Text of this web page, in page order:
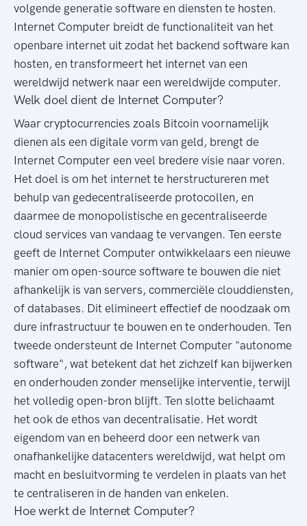
volgende generatie software en diensten te hosten.
Internet Computer breidt de functionaliteit van het
openbare internet uit zodat het backend software kan
hosten, en transformeert het internet van een
wereldwijd netwerk naar een wereldwijde computer.
Welk doel dient de Internet Computer?
Waar cryptocurrencies zoals Bitcoin voornamelijk
dienen als een digitale vorm van geld, brengt de
Internet Computer een veel bredere visie naar voren.
Het doel is om het internet te herstructureren met
behulp van gedecentraliseerde protocollen, en
daarmee de monopolistische en gecentraliseerde
cloud services van vandaag te vervangen. Ten eerste
geeft de Internet Computer ontwikkelaars een nieuwe
manier om open-source software te bouwen die niet
afhankelijk is van servers, commerciële clouddiensten,
of databases. Dit elimineert effectief de noodzaak om
dure infrastructuur te bouwen en te onderhouden. Ten
tweede ondersteunt de Internet Computer "autonome
software", wat betekent dat het zichzelf kan bijwerken
en onderhouden zonder menselijke interventie, terwijl
het volledig open-bron blijft. Ten slotte belichaamt
het ook de ethos van decentralisatie. Het wordt
eigendom van en beheerd door een netwerk van
onafhankelijke datacenters wereldwijd, wat helpt om
macht en besluitvorming te verdelen in plaats van het
te centraliseren in de handen van enkelen.
Hoe werkt de Internet Computer?